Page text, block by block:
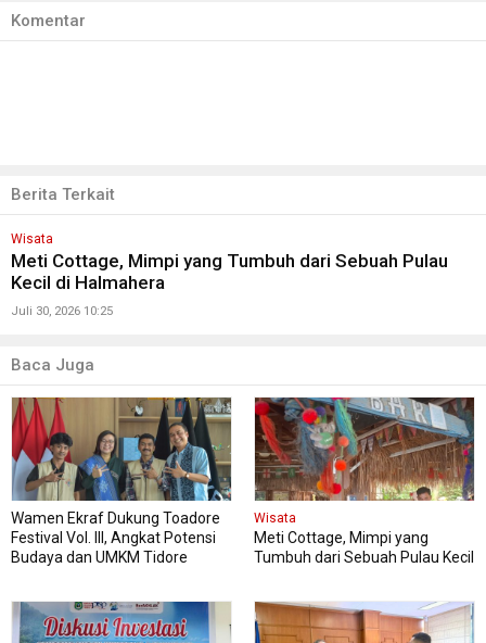
Komentar
Berita Terkait
Wisata
Meti Cottage, Mimpi yang Tumbuh dari Sebuah Pulau
Kecil di Halmahera
Juli 30, 2026 10:25
Baca Juga
Wamen Ekraf Dukung Toadore
Festival Vol. III, Angkat Potensi
Budaya dan UMKM Tidore
Wisata
Meti Cottage, Mimpi yang
Tumbuh dari Sebuah Pulau Kecil